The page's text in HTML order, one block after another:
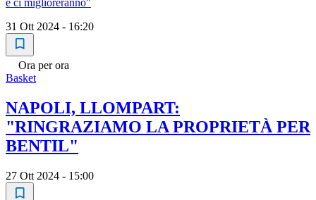
e ci miglioreranno"
31 Ott 2024 - 16:20
Ora per ora
Basket
NAPOLI, LLOMPART:
"RINGRAZIAMO LA PROPRIETÀ PER
BENTIL"
27 Ott 2024 - 15:00